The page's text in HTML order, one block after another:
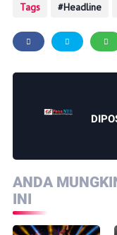
Tags Headline
ANDA
INI